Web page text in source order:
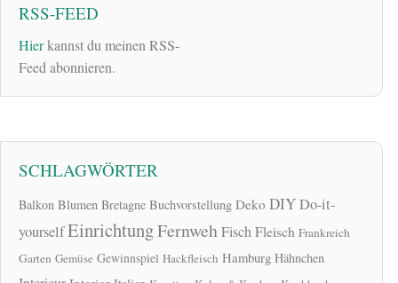
RSS-FEED
Hierkannst du meinen RSS-
Feed abonnieren.
SCHLAGWÖRTER
Balkon Blumen Bretagne Buchvorstellung Deko DIYDo-it-
yourselfEinrichtungFernwehFischFleisch Frankreich
Garten Gemüse Gewinnspiel Hackfleisch Hamburg Hähnchen